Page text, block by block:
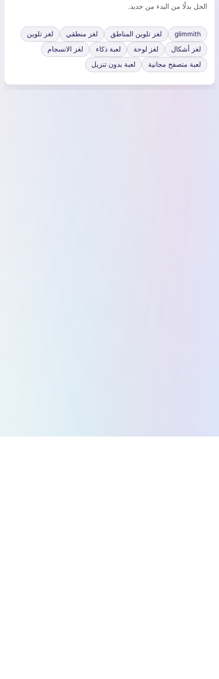
الحل بدلًا من البدء من جديد.
glimmith لغز تلوين المناطق لغز منطقي
لغز تلوين
لغز أشكال
لغز لوحة لعبة ذكاء
لغز الانسجام
لعبة متصفح مجانية
لعبة بدون تنزيل